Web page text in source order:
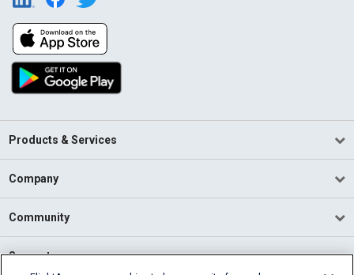
Products & Services
Company
Community
Support